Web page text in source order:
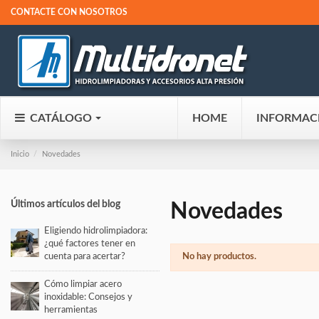
CONTACTE CON NOSOTROS
CATÁLOGO HOME
Inicio Novedades
Novedades
No hay productos.
Últimos artículos del blog
Eligiendo hidrolimpiadora:
¿qué factores tener en
cuenta para acertar?
Cómo limpiar acero
inoxidable: Consejos y
herramientas